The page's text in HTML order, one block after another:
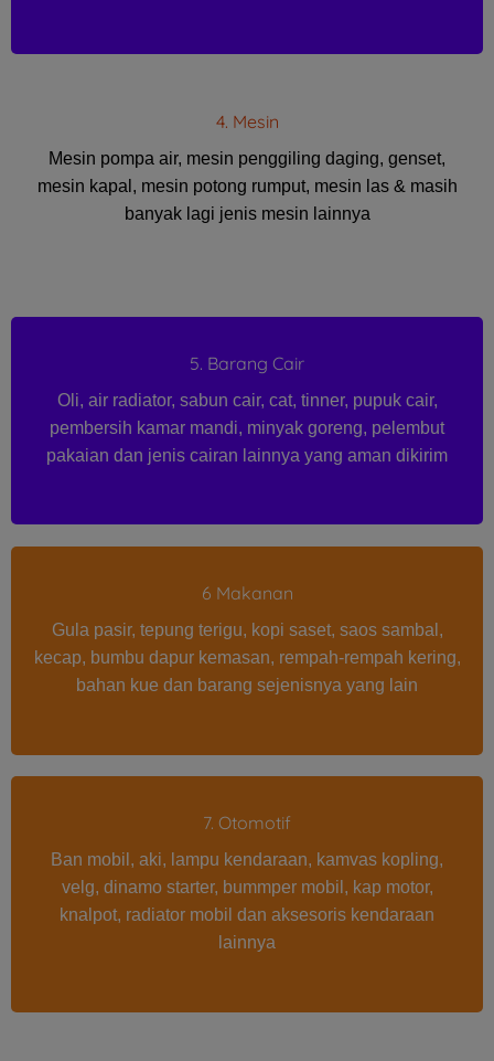
4. Mesin
Mesin pompa air, mesin penggiling daging, genset,
mesin kapal, mesin potong rumput, mesin las & masih
banyak lagi jenis mesin lainnya
5. Barang Cair
Oli, air radiator, sabun cair, cat, tinner, pupuk cair,
pembersih kamar mandi, minyak goreng, pelembut
pakaian dan jenis cairan lainnya yang aman dikirim
6 Makanan
Gula pasir, tepung terigu, kopi saset, saos sambal,
kecap, bumbu dapur kemasan, rempah-rempah kering,
bahan kue dan barang sejenisnya yang lain
7. Otomotif
Ban mobil, aki, lampu kendaraan, kamvas kopling,
velg, dinamo starter, bummper mobil, kap motor,
knalpot, radiator mobil dan aksesoris kendaraan
lainnya